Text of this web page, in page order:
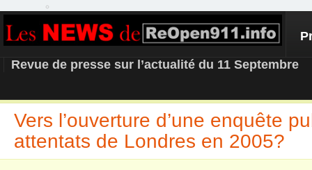
REOPEN911 – NEWS
Revue de presse sur l’actualité du 11 Septembre
Vers l’ouverture d’une enquête
attentats de Londres en 2005?